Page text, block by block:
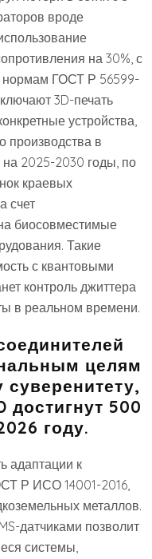
вроде
на 30%, с
нормам ГОСТ Р 56599-
3D-печать
устройства,
производства в
на 2025-2030 годы, по
краевых
счет
биосовместимые
Такие
с квантовыми
контроль джиттера
в реальном времени.
целям
суверенитету,
достигнут 500
году.
адаптации к
Р ИСО 14001-2016,
металлов.
датчиками позволит
системы,